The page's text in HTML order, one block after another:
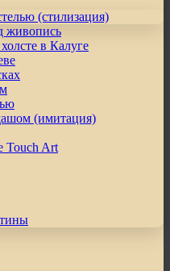
(стилизация)
живопись
в Калуге
(имитация)
Touch Art